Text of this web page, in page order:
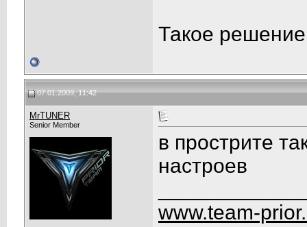
Такое
07.01.2009, 11:42
MrTUNER
Senior Member
в прострите
настроев
www.team-